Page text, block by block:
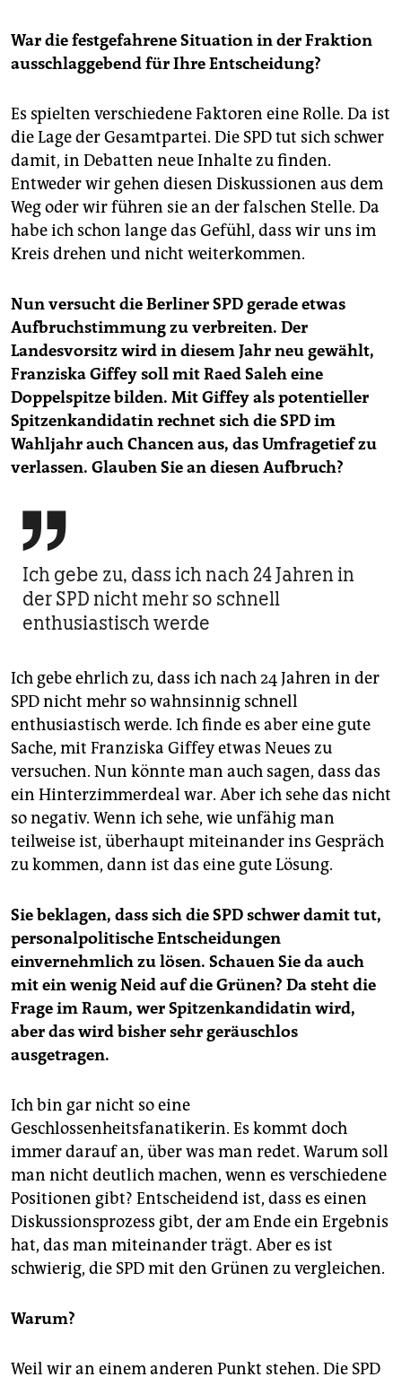
War die festgefahrene Situation in der Fraktion
ausschlaggebend für Ihre Entscheidung?
Es spielten verschiedene Faktoren eine Rolle. Da ist
die Lage der Gesamtpartei. Die SPD tut sich schwer
damit, in Debatten neue Inhalte zu finden.
Entweder wir gehen diesen Diskussionen aus dem
Weg oder wir führen sie an der falschen Stelle. Da
habe ich schon lange das Gefühl, dass wir uns im
Kreis drehen und nicht weiterkommen.
Nun versucht die Berliner SPD gerade etwas
Aufbruchstimmung zu verbreiten. Der
Landesvorsitz wird in diesem Jahr neu gewählt,
Franziska Giffey soll mit Raed Saleh eine
Doppelspitze bilden. Mit Giffey als potentieller
Spitzenkandidatin rechnet sich die SPD im
Wahljahr auch Chancen aus, das Umfragetief zu
verlassen. Glauben Sie an diesen Aufbruch?

Ich gebe zu, dass ich nach 24 Jahren in
der SPD nicht mehr so schnell
enthusiastisch werde
Ich gebe ehrlich zu, dass ich nach 24 Jahren in der
SPD nicht mehr so wahnsinnig schnell
enthusiastisch werde. Ich finde es aber eine gute
Sache, mit Franziska Giffey etwas Neues zu
versuchen. Nun könnte man auch sagen, dass das
ein Hinterzimmerdeal war. Aber ich sehe das nicht
so negativ. Wenn ich sehe, wie unfähig man
teilweise ist, überhaupt miteinander ins Gespräch
zu kommen, dann ist das eine gute Lösung.
Sie beklagen, dass sich die SPD schwer damit tut,
personalpolitische Entscheidungen
einvernehmlich zu lösen. Schauen Sie da auch
mit ein wenig Neid auf die Grünen? Da steht die
Frage im Raum, wer Spitzenkandidatin wird,
aber das wird bisher sehr geräuschlos
ausgetragen.
Ich bin gar nicht so eine
Geschlossenheitsfanatikerin. Es kommt doch
immer darauf an, über was man redet. Warum soll
man nicht deutlich machen, wenn es verschiedene
Positionen gibt? Entscheidend ist, dass es einen
Diskussionsprozess gibt, der am Ende ein Ergebnis
hat, das man mitei­nander trägt. Aber es ist
schwierig, die SPD mit den Grünen zu vergleichen.
Warum?
Weil wir an einem anderen Punkt stehen. Die SPD